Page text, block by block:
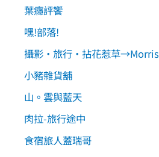
葉癮評饗
嘿!部落!
攝影‧旅行‧拈花惹草→Morris
小豬雜貨舖
山。雲與藍天
肉拉-旅行途中
食宿旅人蓋瑞哥